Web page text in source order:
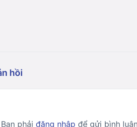
hồi
Bạn phải đăng nhập để gửi bình